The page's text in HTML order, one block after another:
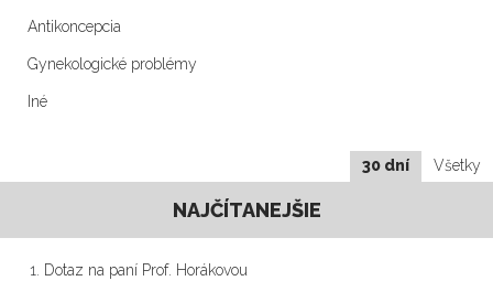
Antikoncepcia
Gynekologické problémy
Iné
30 dní Všetky
NAJČÍTANEJŠIE
Dotaz na paní Prof. Horákovou